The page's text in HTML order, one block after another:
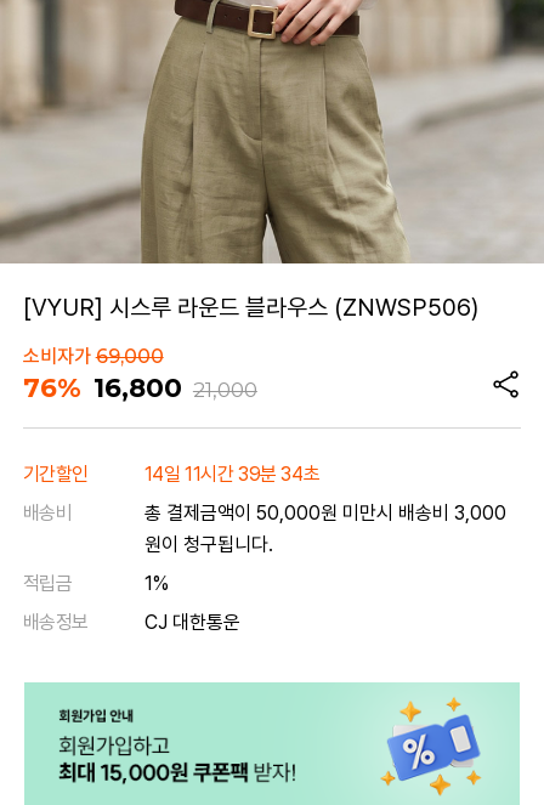
[VYUR] 시스루 라운드 블라우스 (ZNWSP506)
소비자가69,000
76% 16,800 21,000
기간할인
14일 11시간 39분 34초
배송비
총 결제금액이 50,000원 미만시 배송비 3,000
원이 청구됩니다.
적립금
1%
배송정보
CJ 대한통운